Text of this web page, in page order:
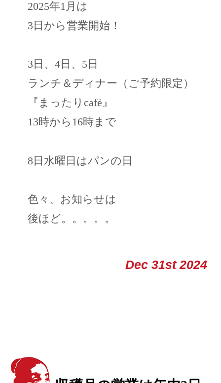
2025年1月は
3日から営業開始！
3日、4日、5日
ランチ＆ディナー（ご予約限定）
『まったりcafé』
13時から16時まで
8日水曜日はパンの日
色々、お知らせは
後ほど。。。。。
Dec 31st 2024